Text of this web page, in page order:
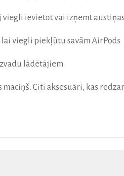
viegli ievietot vai izņemt
viegli piekļūtu savām AirPods
lādētājiem
Citi aksesuāri, kas